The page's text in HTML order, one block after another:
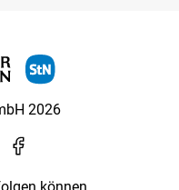
2026
können